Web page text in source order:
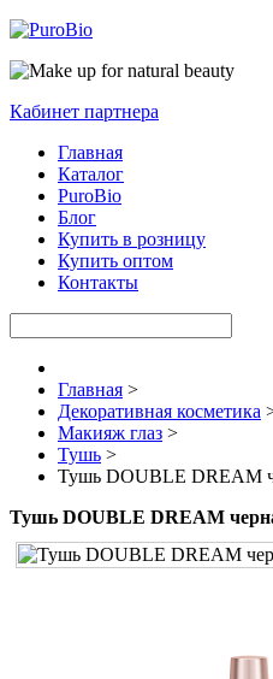
Кабинет партнера
Главная
Каталог
PuroBio
Блог
Купить в розницу
Купить оптом
Контакты
Главная >
Декоративная косметика
Макияж глаз >
Тушь >
Тушь DOUBLE DREAM
Тушь DOUBLE DREAM